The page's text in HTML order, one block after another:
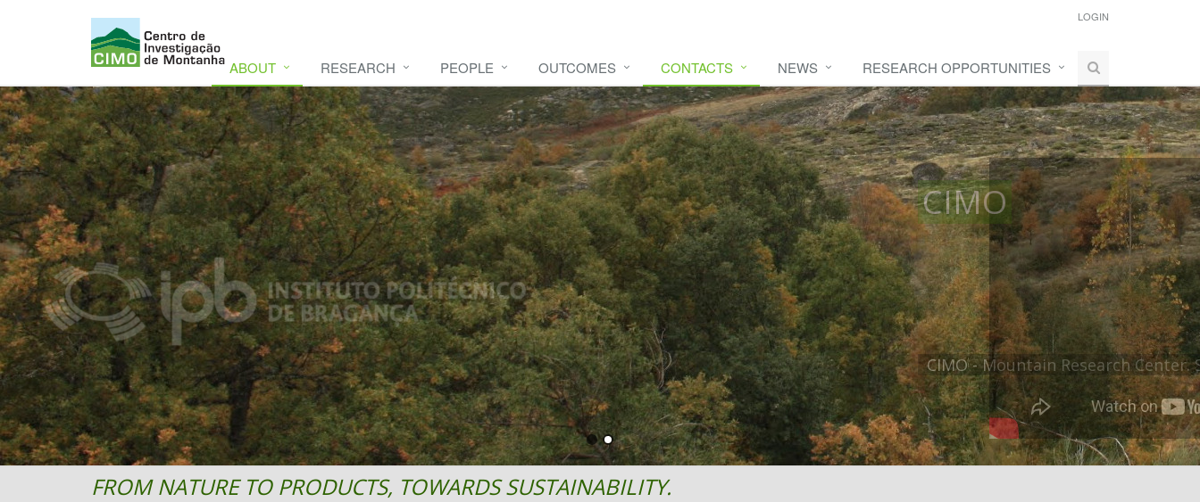
LOGIN
ABOUT RESEARCH PEOPLE OUTCOMES CONTACTS NEWS RESEARCH OPPORTUNITIES
CIMO
CIMO - Mountain Research Center. See videoHERE
FROM NATURE TO PRODUCTS, TOWARDS SUSTAINABILITY.